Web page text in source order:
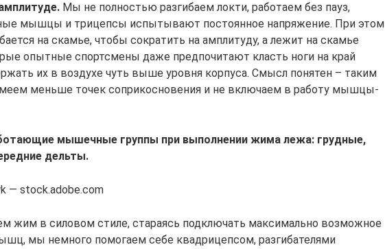
Мы не полностью разгибаем локти, работаем без пауз,
мышцы и трицепсы испытывают постоянное напряжение. При этом
на скамье, чтобы сократить на амплитуду, а лежит на скамье
опытные спортсмены даже предпочитают класть ноги на край
их в воздухе чуть выше уровня корпуса. Смысл понятен – таким
меньше точек соприкосновения и не включаем в работу мышцы-
мышечные группы при выполнении жима лежа: грудные,
дельты.
— stock.adobe.com
жим в силовом стиле, стараясь подключать максимально возможное
мы немного помогаем себе квадрицепсом, разгибателями